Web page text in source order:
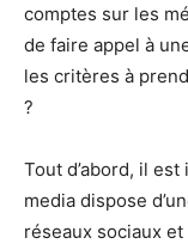
comptes sur les
de faire appel à
les critères à
?
Tout d’abord, il
media dispose
réseaux sociaux